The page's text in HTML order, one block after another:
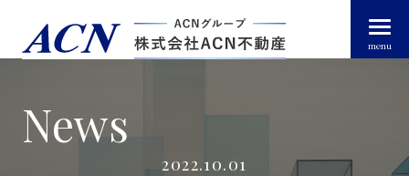
menu
経営者・法人のお客様
News
2022.10.01